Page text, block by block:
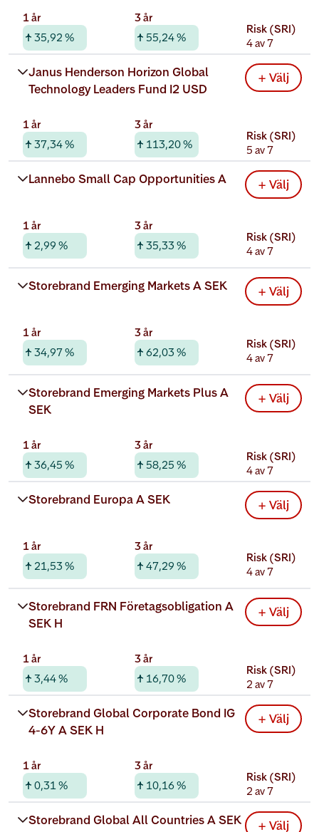
1 år
35,92 %
3 år
55,24 %
Risk (SRI)
4 av 7
Rabatterad total kostnad
1,72 %
Janus Henderson Horizon Global
Technology Leaders Fund I2 USD
+ Välj
1 år
37,34 %
3 år
113,20 %
Risk (SRI)
5 av 7
Rabatterad total kostnad
Lannebo Small Cap Opportunities A + Välj
1 år
2,99 %
3 år
35,33 %
Risk (SRI)
4 av 7
1,59 %
Storebrand Emerging Markets A SEK + Välj
1 år
34,97 %
3 år
62,03 %
Risk (SRI)
4 av 7
0,43 %
Storebrand Emerging Markets Plus A
SEK
+ Välj
1 år
36,45 %
3 år
58,25 %
Risk (SRI)
4 av 7
Rabatterad total kostnad
Storebrand Europa A SEK + Välj
1 år
21,53 %
3 år
47,29 %
Risk (SRI)
4 av 7
0,24 %
Storebrand FRN Företagsobligation A
SEK H
+ Välj
1 år
3,44 %
3 år
16,70 %
Risk (SRI)
2 av 7
Rabatterad total kostnad
0,42 %
Storebrand Global Corporate Bond IG
4-6Y A SEK H
+ Välj
1 år
0,31 %
3 år
10,16 %
Risk (SRI)
2 av 7
Rabatterad total kostnad
Storebrand Global All Countries A SEK + Välj